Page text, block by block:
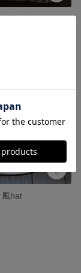
トート
風hat